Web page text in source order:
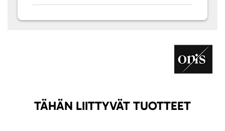
TÄHÄN LIITTYVÄT TUOTTEET